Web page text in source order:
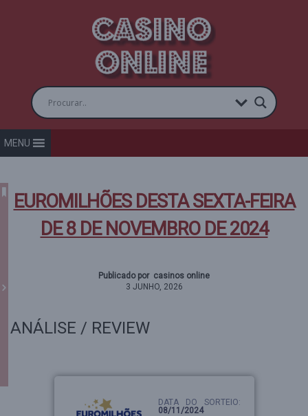
MENU
EUROMILHÕES DESTA SEXTA-FEIRA
DE 8 DE NOVEMBRO DE 2024
Publicado por casinos online
3 JUNHO, 2026
ANÁLISE / REVIEW
DATA DO SORTEIO:
08/11/2024